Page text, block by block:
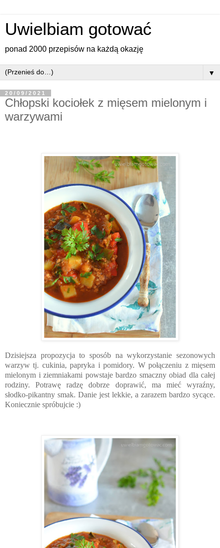
Uwielbiam gotować
ponad 2000 przepisów na każdą okazję
▼
20/09/2021
Chłopski kociołek z mięsem mielonym i
warzywami
Dzisiejsza propozycja to sposób na wykorzystanie sezonowych
warzyw tj. cukinia, papryka i pomidory. W połączeniu z mięsem
mielonym i ziemniakami powstaje bardzo smaczny obiad dla całej
rodziny. Potrawę radzę dobrze doprawić, ma mieć wyraźny,
słodko-pikantny smak. Danie jest lekkie, a zarazem bardzo sycące.
Koniecznie spróbujcie :)